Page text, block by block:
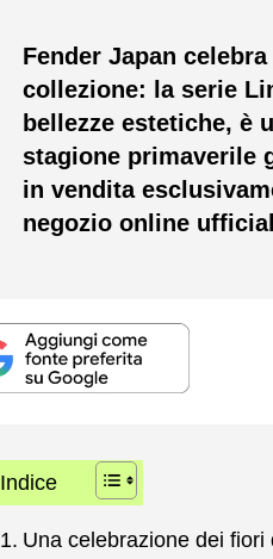
Fender Japan
collezione: la serie
bellezze estetiche, è
stagione primaverile
in vendita
negozio online
Indice
Una celebrazione dei fiori